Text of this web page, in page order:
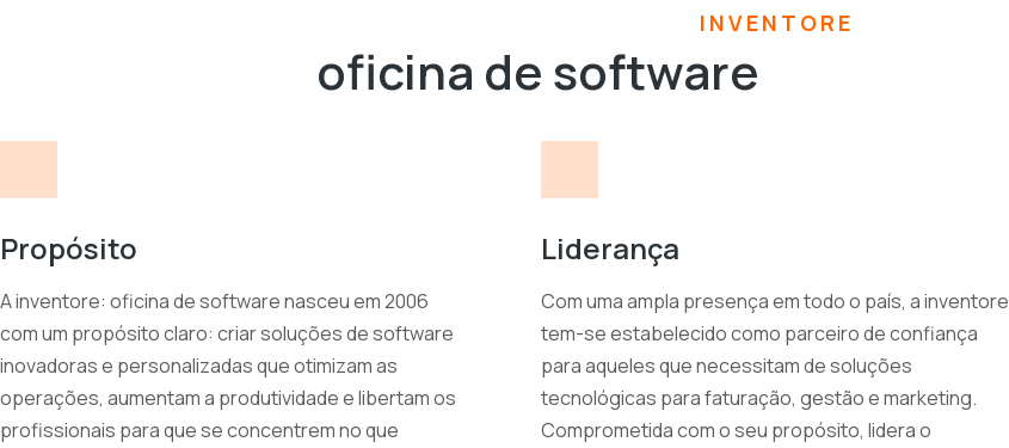
INVENTORE
oficina de software
Propósito
A inventore: oficina de software nasceu em 2006
com um propósito claro: criar soluções de software
inovadoras e personalizadas que otimizam as
operações, aumentam a produtividade e libertam os
profissionais para que se concentrem no que
Liderança
Com uma ampla presença em todo o país, a inventore
tem-se estabelecido como parceiro de confiança
para aqueles que necessitam de soluções
tecnológicas para faturação, gestão e marketing.
Comprometida com o seu propósito, lidera o